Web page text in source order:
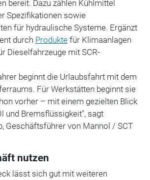
bereit. Dazu zählen Kühlmittel
Spezifikationen sowie
für hydraulische Systeme. Ergänzt
durch Produktefür Klimaanlagen
Dieselfahrzeuge mit SCR-
beginnt die Urlaubsfahrt mit dem
Für Werkstätten beginnt sie
vorher – mit einem gezielten Blick
und Bremsflüssigkeit", sagt
Geschäftsführer von Mannol / SCT
nutzen
lässt sich gut mit weiteren